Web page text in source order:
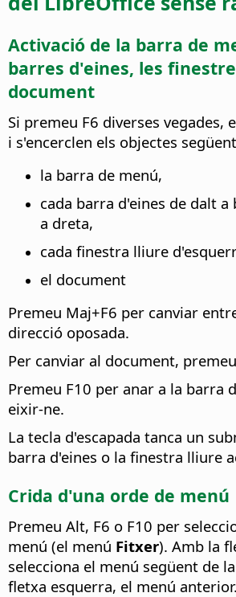
Activació de la barra de
barres d'eines, les
document
Si premeu F6 diverses vegades,
i s'encerclen els objectes
la barra de menú,
cada barra d'eines de dalt a
a dreta,
cada finestra lliure
el document
Premeu Maj+F6 per canviar
direcció oposada.
Per canviar al document, premeu
Premeu F10 per anar a la barra
eixir-ne.
La tecla d'escapada tanca un
barra d'eines o la finestra lliure
Crida d'una orde de menú
Premeu Alt, F6 o F10 per
menú (el menú Fitxer). Amb la
selecciona el menú següent de
fletxa esquerra, el menú anterior.